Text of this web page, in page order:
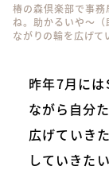
椿の森倶楽部で事
ね。助かるいや～
ながりの輪を広げて
昨年7月に
ながら自分
広げていき
していきた